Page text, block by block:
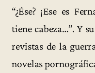
“¿Ése? ¡Ese es
tiene cabeza…”. Y
revistas de la
novelas